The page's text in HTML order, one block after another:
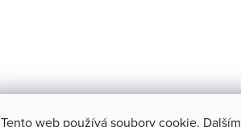
Tento web používá soubory cookie. Dalším